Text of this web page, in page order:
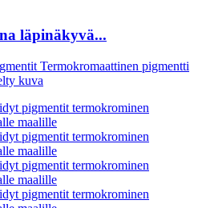
läpinäkyvä...